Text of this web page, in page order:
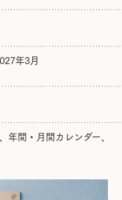
年3月
年間・月間カレンダー、